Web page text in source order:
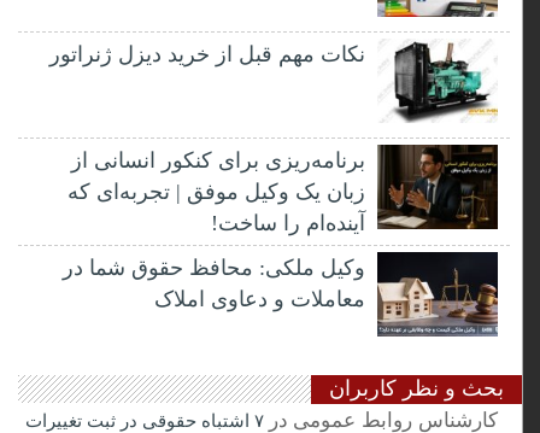
نکات مهم قبل از خرید دیزل ژنراتور
برنامه‌ریزی برای کنکور انسانی از
زبان یک وکیل موفق | تجربه‌ای که
آینده‌ام را ساخت!
وکیل ملکی: محافظ حقوق شما در
معاملات و دعاوی املاک
بحث و نظر کاربران
کارشناس روابط عمومیدر
۷ اشتباه حقوقی در ثبت تغییرات